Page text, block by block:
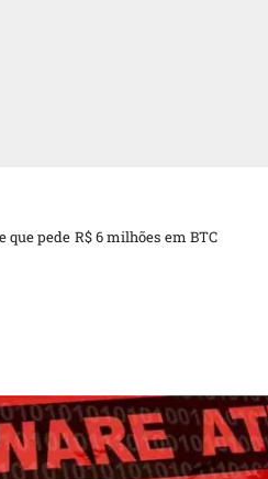
pede R$ 6 milhões em BTC